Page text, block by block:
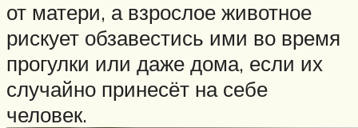
от матери, а взрослое животное
рискует обзавестись ими во время
прогулки или даже дома, если их
случайно принесёт на себе
человек.